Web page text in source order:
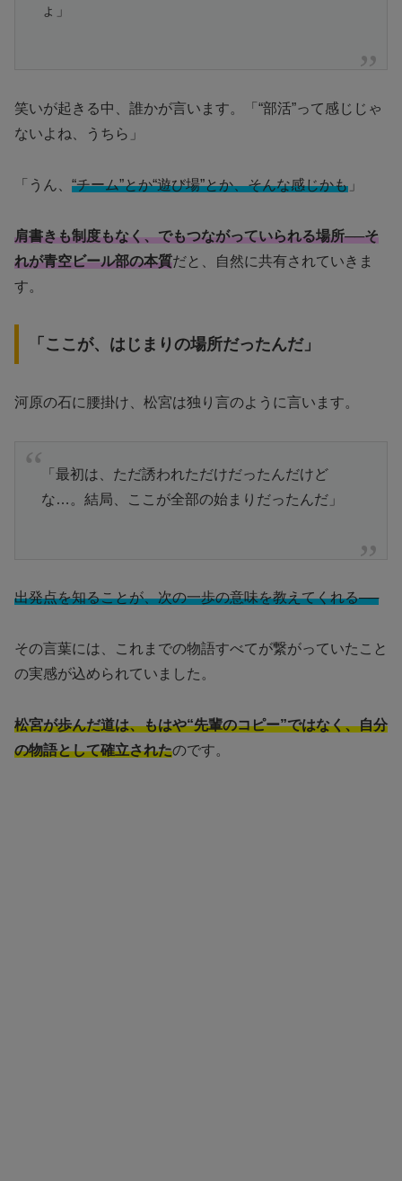
ょ」
笑いが起きる中、誰かが言います。「“部活”って感じじゃ
ないよね、うちら」
「うん、 “チーム”とか“遊び場”とか、そんな感じかも 」
肩書きも制度もなく、でもつながっていられる場所──そ
れが青空ビール部の本質だと、自然に共有されていきま
す。
「ここが、はじまりの場所だったんだ」
河原の石に腰掛け、松宮は独り言のように言います。
「最初は、ただ誘われただけだったんだけど
な…。結局、ここが全部の始まりだったんだ」
出発点を知ることが、次の一歩の意味を教えてくれる──
その言葉には、これまでの物語すべてが繋がっていたこと
の実感が込められていました。
松宮が歩んだ道は、もはや“先輩のコピー”ではなく、自分
の物語として確立されたのです。